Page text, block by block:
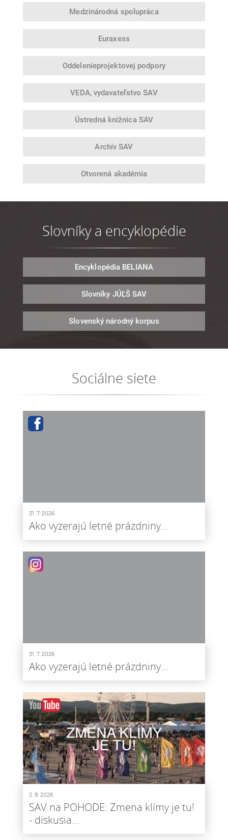
Medzinárodná spolupráca
Euraxess
Oddelenieprojektovej podpory
VEDA, vydavateľstvo SAV
Ústredná knižnica SAV
Archív SAV
Otvorená akadémia
Slovníky a encyklopédie
Encyklopédia BELIANA
Slovníky JÚĽŠ SAV
Slovenský národný korpus
Sociálne siete
31. 7. 2026
Ako vyzerajú letné prázdniny...
31. 7. 2026
Ako vyzerajú letné prázdniny...
2. 8. 2026
SAV na POHODE: Zmena klímy je tu!
- diskusia...